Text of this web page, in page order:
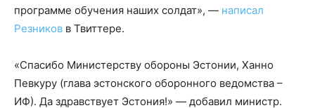
программе обучения наших солдат», — написал
Резников в Твиттере.
«Спасибо Министерству обороны Эстонии, Ханно
Певкуру (глава эстонского оборонного ведомства –
ИФ). Да здравствует Эстония!» — добавил министр.